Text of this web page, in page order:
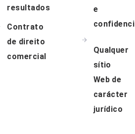
resultados
Contrato
de direito
comercial
e
Qualquer
sítio
Web de
carácter
jurídico